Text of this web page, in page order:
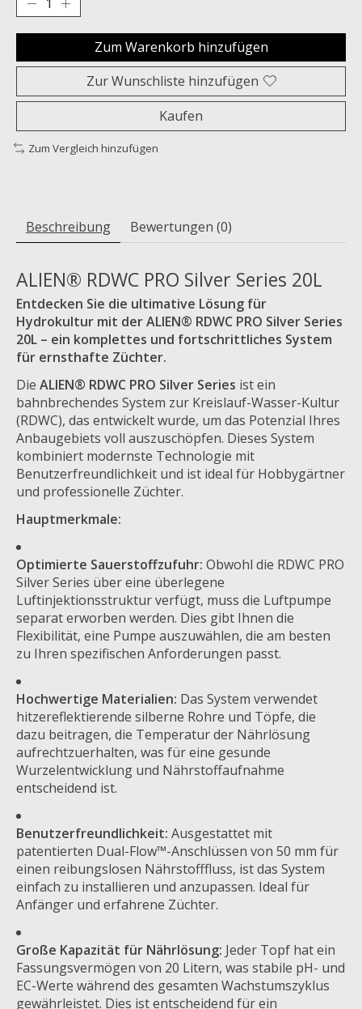
Zum Warenkorb hinzufügen
Zur Wunschliste hinzufügen
Kaufen
Zum Vergleich hinzufügen
Beschreibung Bewertungen (0)
ALIEN® RDWC PRO Silver Series 20L
Entdecken Sie die ultimative Lösung für
Hydrokultur mit der ALIEN® RDWC PRO Silver Series
20L – ein komplettes und fortschrittliches System
für ernsthafte Züchter.
Die ALIEN® RDWC PRO Silver Series ist ein
bahnbrechendes System zur Kreislauf-Wasser-Kultur
(RDWC), das entwickelt wurde, um das Potenzial Ihres
Anbaugebiets voll auszuschöpfen. Dieses System
kombiniert modernste Technologie mit
Benutzerfreundlichkeit und ist ideal für Hobbygärtner
und professionelle Züchter.
Hauptmerkmale:
Optimierte Sauerstoffzufuhr: Obwohl die RDWC PRO
Silver Series über eine überlegene
Luftinjektionsstruktur verfügt, muss die Luftpumpe
separat erworben werden. Dies gibt Ihnen die
Flexibilität, eine Pumpe auszuwählen, die am besten
zu Ihren spezifischen Anforderungen passt.
Hochwertige Materialien: Das System verwendet
hitzereflektierende silberne Rohre und Töpfe, die
dazu beitragen, die Temperatur der Nährlösung
aufrechtzuerhalten, was für eine gesunde
Wurzelentwicklung und Nährstoffaufnahme
entscheidend ist.
Benutzerfreundlichkeit: Ausgestattet mit
patentierten Dual-Flow™-Anschlüssen von 50 mm für
einen reibungslosen Nährstofffluss, ist das System
einfach zu installieren und anzupassen. Ideal für
Anfänger und erfahrene Züchter.
Große Kapazität für Nährlösung: Jeder Topf hat ein
Fassungsvermögen von 20 Litern, was stabile pH- und
EC-Werte während des gesamten Wachstumszyklus
gewährleistet. Dies ist entscheidend für ein